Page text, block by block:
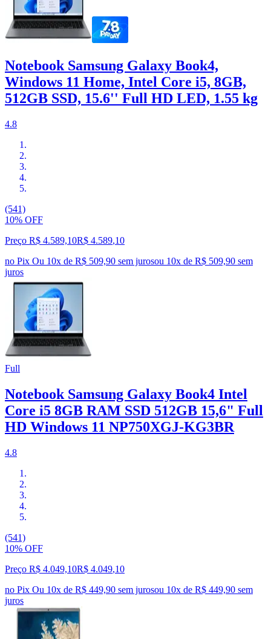
Notebook Samsung Galaxy Book4,
Windows 11 Home, Intel Core i5, 8GB,
512GB SSD, 15.6'' Full HD LED, 1.55 kg
4.8
(541)
10% OFF
Preço R$ 4.589,10R$ 4.589,10
no Pix Ou 10x de R$ 509,90 sem jurosou 10x de R$ 509,90 sem
juros
Full
Notebook Samsung Galaxy Book4 Intel
Core i5 8GB RAM SSD 512GB 15,6" Full
HD Windows 11 NP750XGJ-KG3BR
4.8
(541)
10% OFF
Preço R$ 4.049,10R$ 4.049,10
no Pix Ou 10x de R$ 449,90 sem jurosou 10x de R$ 449,90 sem
juros